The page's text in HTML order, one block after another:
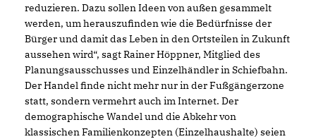
reduzieren. Dazu sollen Ideen von außen gesammelt
werden, um herauszufinden wie die Bedürfnisse der
Bürger und damit das Leben in den Ortsteilen in Zukunft
aussehen wird“, sagt Rainer Höppner, Mitglied des
Planungsausschusses und Einzelhändler in Schiefbahn.
Der Handel finde nicht mehr nur in der Fußgängerzone
statt, sondern vermehrt auch im Internet. Der
demographische Wandel und die Abkehr von
klassischen Familienkonzepten (Einzelhaushalte) seien